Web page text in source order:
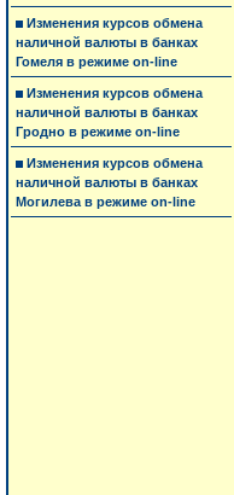
Изменения курсов обмена
наличной валюты в банках
Гомеля в режиме on-line
Изменения курсов обмена
наличной валюты в банках
Гродно в режиме on-line
Изменения курсов обмена
наличной валюты в банках
Могилева в режиме on-line